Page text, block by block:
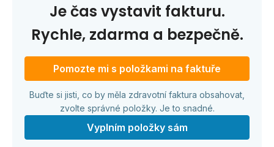
Je čas vystavit fakturu.
Rychle, zdarma a bezpečně.
Pomozte mi s položkami na faktuře
Buďte si jisti, co by měla zdravotní faktura obsahovat,
zvolte správné položky. Je to snadné.
Vyplním položky sám